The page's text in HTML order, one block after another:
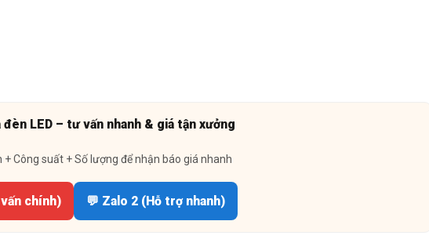
đèn LED – tư vấn nhanh & giá tận xưởng
+ Công suất + Số lượng để nhận báo giá nhanh
chính) 💬 Zalo 2 (Hỗ trợ nhanh)